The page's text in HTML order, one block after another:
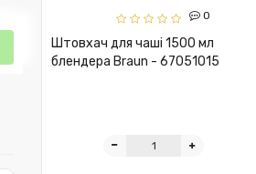
0
Штовхач для чаші 1500 мл
блендера Braun - 67051015